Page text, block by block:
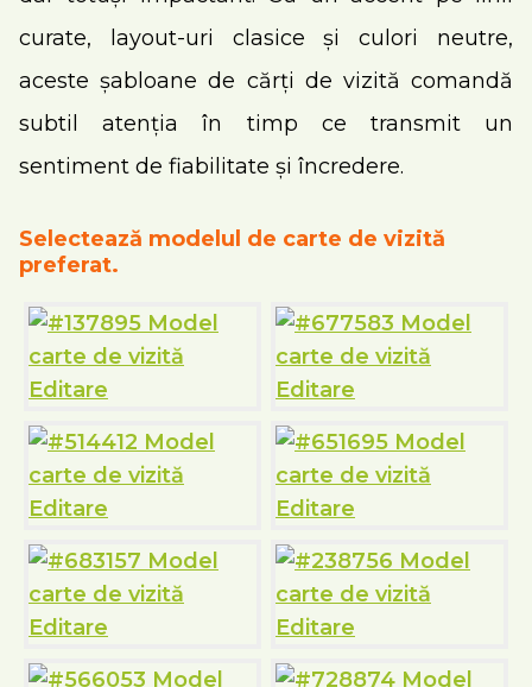
curate, layout-uri clasice și culori neutre,
aceste șabloane de cărți de vizită comandă
subtil atenția în timp ce transmit un
sentiment de fiabilitate și încredere.
Selectează modelul de carte de vizită
preferat.